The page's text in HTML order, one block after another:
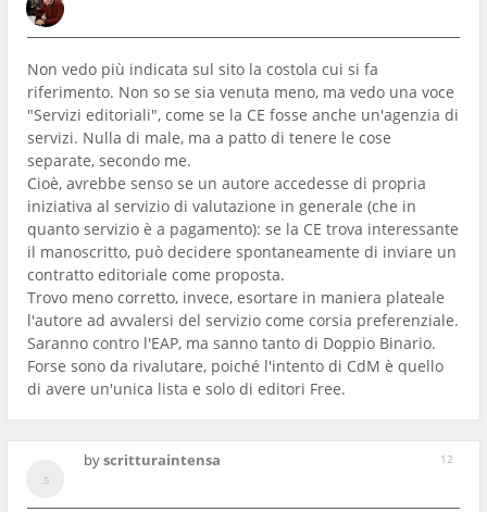
Non vedo più indicata sul sito la costola cui si fa
riferimento. Non so se sia venuta meno, ma vedo una voce
"Servizi editoriali", come se la CE fosse anche un'agenzia di
servizi. Nulla di male, ma a patto di tenere le cose
separate, secondo me.
Cioè, avrebbe senso se un autore accedesse di propria
iniziativa al servizio di valutazione in generale (che in
quanto servizio è a pagamento): se la CE trova interessante
il manoscritto, può decidere spontaneamente di inviare un
contratto editoriale come proposta.
Trovo meno corretto, invece, esortare in maniera plateale
l'autore ad avvalersi del servizio come corsia preferenziale.
Saranno contro l'EAP, ma sanno tanto di Doppio Binario.
Forse sono da rivalutare, poiché l'intento di CdM è quello
di avere un'unica lista e solo di editori Free.
12
byscritturaintensa